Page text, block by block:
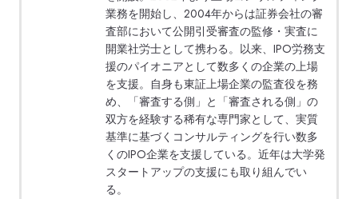
業務を開始し、2004年からは証券会社の審
査部において公開引受審査の監修・実査に
開業社労士として携わる。以来、IPO労務支
援のパイオニアとして数多くの企業の上場
を支援。自身も東証上場企業の監査役を務
め、「審査する側」と「審査される側」の
双方を経験する稀有な専門家として、実質
基準に基づくコンサルティングを行い数多
くのIPO企業を支援している。近年は大学発
スタートアップの支援にも取り組んでい
る。